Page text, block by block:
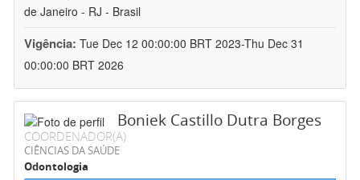
de Janeiro - RJ - Brasil
Vigência: Tue Dec 12 00:00:00 BRT 2023-Thu Dec 31
00:00:00 BRT 2026
Boniek Castillo Dutra Borges
COORDENADOR(A)
CIÊNCIAS DA SAÚDE
Odontologia